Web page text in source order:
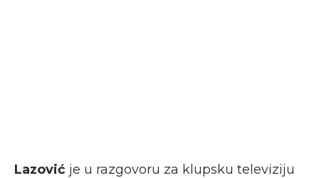
Lazović je u razgovoru za klupsku televiziju